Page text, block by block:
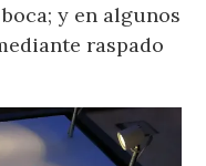
y en algunos
raspado